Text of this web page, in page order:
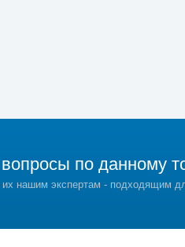
по данному
их нашим экспертам - подходящим